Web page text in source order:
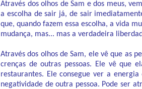
Através dos olhos de Sam e dos meus,
a escolha de sair já, de sair
que, quando fazem essa escolha, a vida
mudança, mas... mas a verdadeira
Através dos olhos de Sam, ele vê que as
crenças de outras pessoas. Ele vê que
restaurantes. Ele consegue ver a
negatividade de outra pessoa. Pode ser